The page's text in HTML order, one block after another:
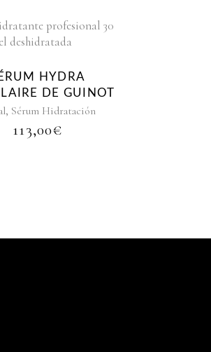
HYDRA
DE GUINOT
, Sérum Hidratación
113,00€